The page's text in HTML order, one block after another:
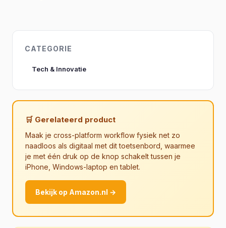
CATEGORIE
Tech & Innovatie
🛒 Gerelateerd product
Maak je cross-platform workflow fysiek net zo
naadloos als digitaal met dit toetsenbord, waarmee
je met één druk op de knop schakelt tussen je
iPhone, Windows-laptop en tablet.
Bekijk op Amazon.nl →